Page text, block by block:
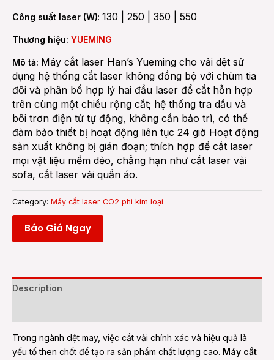
Công suất laser (W): 130 | 250 | 350 | 550
Thương hiệu: YUEMING
Mô tả: Máy cắt laser Han’s Yueming cho vải dệt sử
dụng hệ thống cắt laser không đồng bộ với chùm tia
đôi và phân bổ hợp lý hai đầu laser để cắt hỗn hợp
trên cùng một chiều rộng cắt; hệ thống tra dầu và
bôi trơn điện tử tự động, không cần bảo trì, có thể
đảm bảo thiết bị hoạt động liên tục 24 giờ Hoạt động
sản xuất không bị gián đoạn; thích hợp để cắt laser
mọi vật liệu mềm dẻo, chẳng hạn như cắt laser vải
sofa, cắt laser vải quần áo.
Category: Máy cắt laser CO2 phi kim loại
Báo Giá Ngay
Description
Trong ngành dệt may, việc cắt vải chính xác và hiệu quả là
yếu tố then chốt để tạo ra sản phẩm chất lượng cao. Máy cắt